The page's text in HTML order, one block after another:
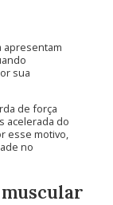
apresentam
sua
de força
acelerada do
esse motivo,
no